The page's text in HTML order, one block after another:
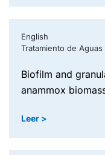
English
Tratamiento de Aguas
biofilm and granular systems to improve
anammox
Leer >